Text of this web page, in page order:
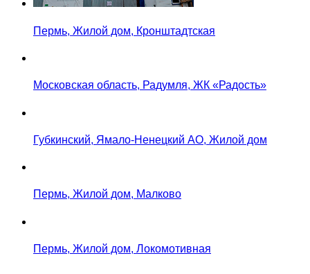
Пермь, Жилой дом, Кронштадтская
Московская область, Радумля, ЖК «Радость»
Губкинский, Ямало-Ненецкий АО, Жилой дом
Пермь, Жилой дом, Малково
Пермь, Жилой дом, Локомотивная